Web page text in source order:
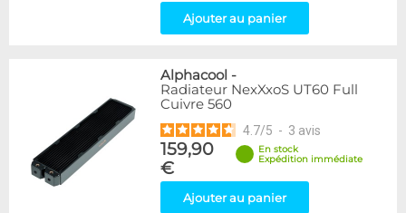
Ajouter au panier
Alphacool -
Radiateur NexXxoS UT60 Full
Cuivre 560
4.7/5 - 3 avis
159,90
€
En stock
Expédition immédiate
Ajouter au panier